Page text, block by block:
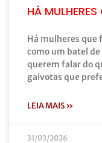
HÁ
Há mulheres que
como um batel
querem falar do
gaivotas que
LEIA MAIS »
31/03/2026